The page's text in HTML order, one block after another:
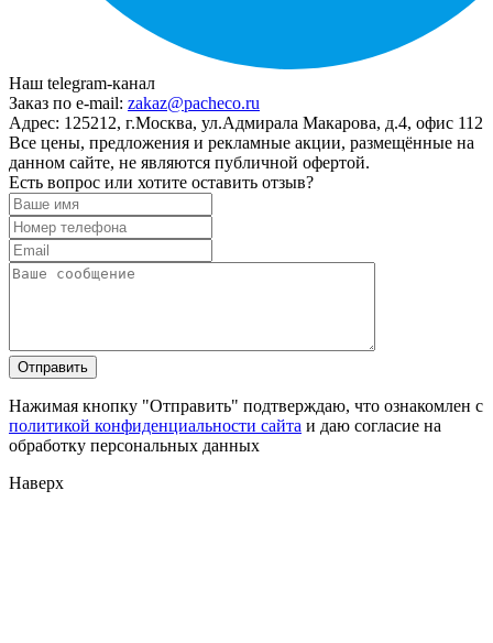
Наш telegram-канал
Заказ по e-mail: zakaz@pacheco.ru
Адрес: 125212, г.Москва, ул.Адмирала Макарова, д.4, офис 112
Все цены, предложения и рекламные акции, размещённые на
данном сайте, не являются публичной офертой.
Есть вопрос или хотите оставить отзыв?
Нажимая кнопку "Отправить" подтверждаю, что ознакомлен с
политикой конфиденциальности сайта и даю согласие на
обработку персональных данных
Наверх